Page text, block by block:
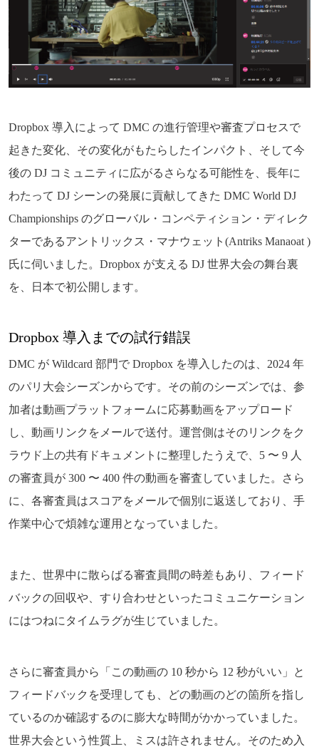
Dropbox 導入によって DMC の進行管理や審査プロセスで
起きた変化、その変化がもたらしたインパクト、そして今
後の DJ コミュニティに広がるさらなる可能性を、長年に
わたって DJ シーンの発展に貢献してきた DMC World DJ
Championships のグローバル・コンペティション・ディレク
ターであるアントリックス・マナウェット(Antriks Manaoat )
氏に伺いました。Dropbox が支える DJ 世界大会の舞台裏
を、日本で初公開します。
Dropbox 導入までの試行錯誤
DMC が Wildcard 部門で Dropbox を導入したのは、2024 年
のパリ大会シーズンからです。その前のシーズンでは、参
加者は動画プラットフォームに応募動画をアップロード
し、動画リンクをメールで送付。運営側はそのリンクをク
ラウド上の共有ドキュメントに整理したうえで、5 〜 9 人
の審査員が 300 〜 400 件の動画を審査していました。さら
に、各審査員はスコアをメールで個別に返送しており、手
作業中心で煩雑な運用となっていました。
また、世界中に散らばる審査員間の時差もあり、フィード
バックの回収や、すり合わせといったコミュニケーション
にはつねにタイムラグが生じていました。
さらに審査員から「この動画の 10 秒から 12 秒がいい」と
フィードバックを受理しても、どの動画のどの箇所を指し
ているのか確認するのに膨大な時間がかかっていました。
世界大会という性質上、ミスは許されません。そのため入